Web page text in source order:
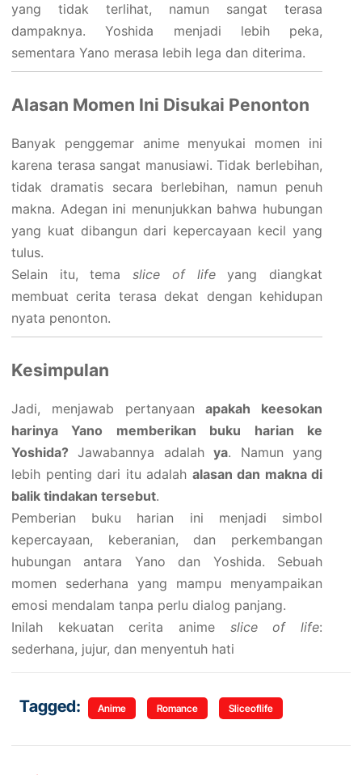
yang tidak terlihat, namun sangat terasa
dampaknya. Yoshida menjadi lebih peka,
sementara Yano merasa lebih lega dan diterima.
Alasan Momen Ini Disukai Penonton
Banyak penggemar anime menyukai momen ini
karena terasa sangat manusiawi. Tidak berlebihan,
tidak dramatis secara berlebihan, namun penuh
makna. Adegan ini menunjukkan bahwa hubungan
yang kuat dibangun dari kepercayaan kecil yang
tulus.
Selain itu, temaslice of lifeyang diangkat
membuat cerita terasa dekat dengan kehidupan
nyata penonton.
Kesimpulan
Jadi, menjawab pertanyaanapakah keesokan
harinya Yano memberikan buku harian ke
Yoshida? Jawabannya adalahya. Namun yang
lebih penting dari itu adalah alasan dan makna di
balik tindakan tersebut.
Pemberian buku harian ini menjadi simbol
kepercayaan, keberanian, dan perkembangan
hubungan antara Yano dan Yoshida. Sebuah
momen sederhana yang mampu menyampaikan
emosi mendalam tanpa perlu dialog panjang.
Inilah kekuatan cerita anime slice of life:
sederhana, jujur, dan menyentuh hati
Tagged: Anime Romance Sliceoflife